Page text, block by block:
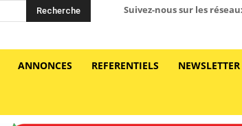
Recherche Suivez-nous sur les
ANNONCES REFERENTIELS NEWSLETTER